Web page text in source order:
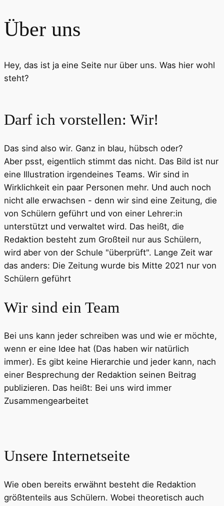
Über uns
Hey, das ist ja eine Seite nur über uns. Was hier wohl
steht?
Darf ich vorstellen: Wir!
Das sind also wir. Ganz in blau, hübsch oder?
Aber psst, eigentlich stimmt das nicht. Das Bild ist nur
eine Illustration irgendeines Teams. Wir sind in
Wirklichkeit ein paar Personen mehr. Und auch noch
nicht alle erwachsen - denn wir sind eine Zeitung, die
von Schülern geführt und von einer Lehrer:in
unterstützt und verwaltet wird. Das heißt, die
Redaktion besteht zum Großteil nur aus Schülern,
wird aber von der Schule "überprüft". Lange Zeit war
das anders: Die Zeitung wurde bis Mitte 2021 nur von
Schülern geführt
Wir sind ein Team
Bei uns kann jeder schreiben was und wie er möchte,
wenn er eine Idee hat (Das haben wir natürlich
immer). Es gibt keine Hierarchie und jeder kann, nach
einer Besprechung der Redaktion seinen Beitrag
publizieren. Das heißt: Bei uns wird immer
Zusammengearbeitet
Unsere Internetseite
Wie oben bereits erwähnt besteht die Redaktion
größtenteils aus Schülern. Wobei theoretisch auch